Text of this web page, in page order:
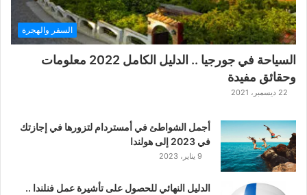
ت
ت
ا
ا
ل
ا
س
ي
ك
السفر والهجرة
السياحة في جورجيا .. الدليل الكامل 2022 معلومات
وحقائق مفيدة
22 ديسمبر، 2021
أجمل الشواطئ في أمستردام لتزورها في إجازتك
في 2023 إلى هولندا
9 يناير، 2023
الدليل النهائي للحصول على تأشيرة عمل فنلندا ..